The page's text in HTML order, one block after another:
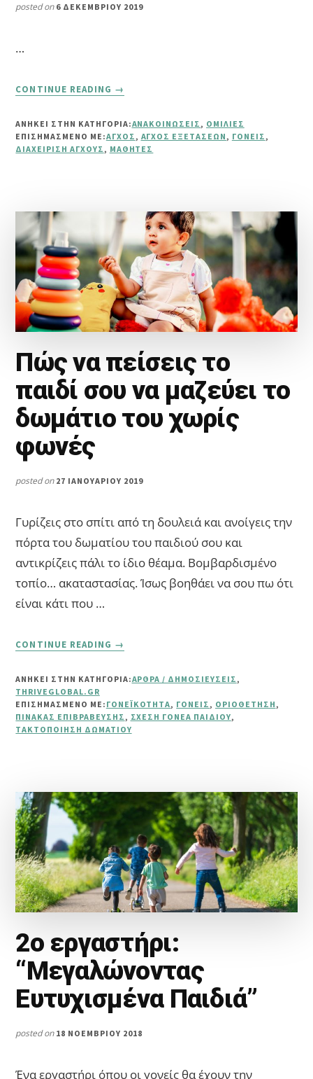
posted on 6 ΔΕΚΕΜΒΡΊΟΥ 2019
…
CONTINUE READING
ABOUT
ΆΓΧΟΥΣ
ΓΙΑ
→
ΑΝΗΚΕΙ ΣΤΗΝ ΚΑΤΗΓΟΡΙΑ:ΑΝΑΚΟΙΝΏΣΕΙΣ, ΟΜΙΛΊΕΣ
ΕΠΙΣΗΜΑΣΜΈΝΟ ΜΕ:ΆΓΧΟΣ, ΆΓΧΟΣ ΕΞΕΤΆΣΕΩΝ, ΓΟΝΕΊΣ,
ΔΙΑΧΕΊΡΙΣΗ ΆΓΧΟΥΣ, ΜΑΘΗΤΈΣ
Πώς να πείσεις το
παιδί σου να μαζεύει το
δωμάτιο του χωρίς
φωνές
posted on 27 ΙΑΝΟΥΑΡΊΟΥ 2019
Γυρίζεις στο σπίτι από τη δουλειά και ανοίγεις την
πόρτα του δωματίου του παιδιού σου και
αντικρίζεις πάλι το ίδιο θέαμα. Βομβαρδισμένο
τοπίο… ακαταστασίας. Ίσως βοηθάει να σου πω ότι
είναι κάτι που …
CONTINUE READING
ABOUT
ΠΏΣ
ΠΕΊΣΕΙΣ
ΤΟ
ΠΑΙΔΊ
ΣΟΥ
ΔΩΜΆΤΙΟ
ΤΟΥ
ΧΩΡΊΣ
ΦΩΝΈΣ
→
ΑΝΗΚΕΙ ΣΤΗΝ ΚΑΤΗΓΟΡΙΑ:ΆΡΘΡΑ / ΔΗΜΟΣΙΕΎΣΕΙΣ,
THRIVEGLOBAL.GR
ΕΠΙΣΗΜΑΣΜΈΝΟ ΜΕ: ΓΟΝΕΪΚΌΤΗΤΑ, ΓΟΝΕΊΣ, ΟΡΙΟΘΈΤΗΣΗ,
ΠΊΝΑΚΑΣ ΕΠΙΒΡΆΒΕΥΣΗΣ, ΣΧΈΣΗ ΓΟΝΈΑ ΠΑΙΔΙΟΎ,
ΤΑΚΤΟΠΟΊΗΣΗ ΔΩΜΑΤΊΟΥ
2o εργαστήρι:
“Μεγαλώνοντας
Ευτυχισμένα Παιδιά”
posted on 18 ΝΟΕΜΒΡΊΟΥ 2018
Ένα εργαστήρι όπου οι γονείς θα έχουν την